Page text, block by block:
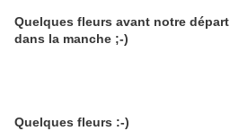
Quelques fleurs avant notre départ
dans la manche ;-)
Quelques fleurs :-)